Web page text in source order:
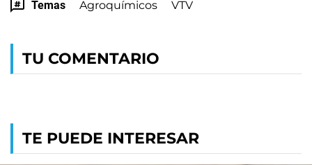
Temas Agroquímicos VTV
TU COMENTARIO
TE PUEDE INTERESAR